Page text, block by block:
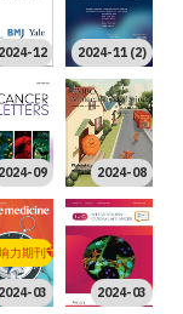
2024-12 2024-11 (2)
2024-09 2024-08
2024-03
力期刊
2024-03